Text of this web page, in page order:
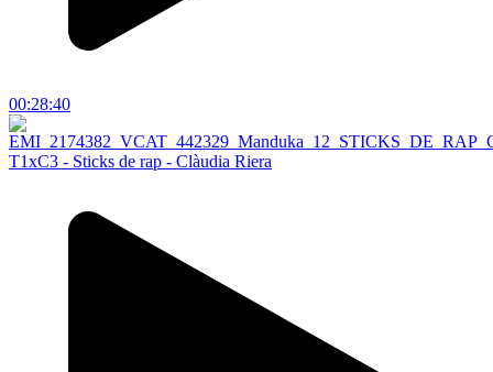
00:28:40
T1xC3 - Sticks de rap - Clàudia Riera